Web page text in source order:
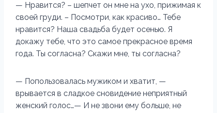
— Нравится? – шепчет он мне на ухо, прижимая к
своей груди. – Посмотри, как красиво… Тебе
нравится? Наша свадьба будет осенью. Я
докажу тебе, что это самое прекрасное время
года. Ты согласна? Скажи мне, ты согласна?
— Попользовалась мужиком и хватит, —
врывается в сладкое сновидение неприятный
женский голос…— И не звони ему больше, не